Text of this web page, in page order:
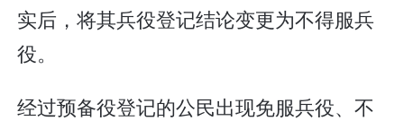
实后，将其兵役登记结论变更为不得服兵
役。
经过预备役登记的公民出现免服兵役、不